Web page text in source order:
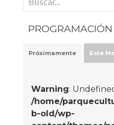
PROGRAMACIÓN
Próximamente Este
Warning:
/home/
b-old/wp-